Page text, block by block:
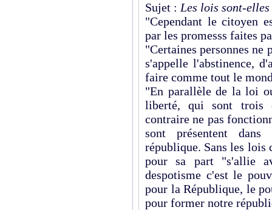
Sujet : Les lois sont-
"Cependant le citoyen
par les promesss faites
"Certaines personnes
s'appelle l'abstinence,
faire comme tout le
"En parallèle de la loi
liberté, qui sont trois
contraire ne pas
sont présentent
république. Sans les lois
pour sa part "s'allie
despotisme c'est le
pour la République, le
pour former notre